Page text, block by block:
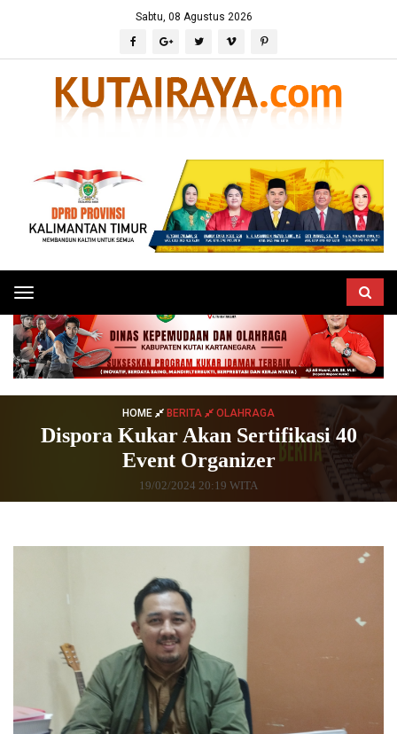
Sabtu, 08 Agustus 2026
Toggle
navigation
HOME BERITA OLAHRAGA
Dispora Kukar Akan Sertifikasi 40
Event Organizer
19/02/2024 20:19 WITA